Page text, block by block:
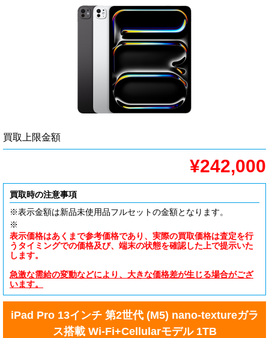
買取上限金額
¥242,000
買取時の注意事項
※表示金額は新品未使用品フルセットの金額となります。
※
表示価格はあくまで参考価格であり、実際の買取価格は査定を行
うタイミングでの価格及び、端末の状態を確認した上で提示いた
します。
急激な需給の変動などにより、大きな価格差が生じる場合がござ
います。
iPad Pro 13インチ 第2世代 (M5) nano-textureガラ
ス搭載 Wi-Fi+Cellularモデル 1TB